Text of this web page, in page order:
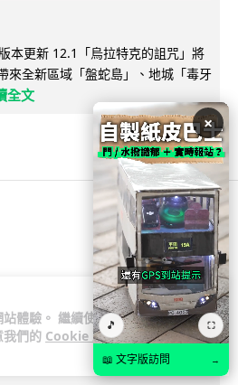
體驗。 繼續使用
我們的 Cookie 政
本更新 12.1「烏拉特克的詛咒」將
來全新區域「盤蛇島」、地城「毒牙
全文
90% 門市 業績反增
代變成最潮「新鮮
×
🎵 ⛶
📖 文字版訪問 →